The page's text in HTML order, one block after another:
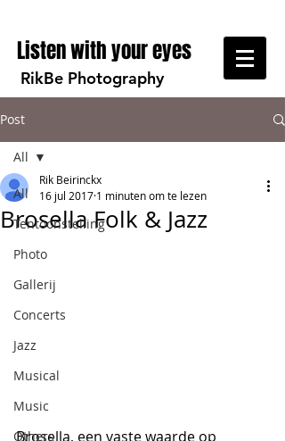
Listen with your eyes
RikBe Photography
Post
All
Tentoonstelling
Photo
Gallerij
Concerts
Jazz
Musical
Music
Others
All
Brosella Folk & Jazz
Rik Beirinckx
16 jul 2017 1 minuten om te lezen
Brosella, een vaste waarde op